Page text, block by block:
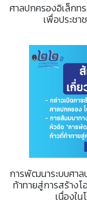
ศาลปกครองอิเล็กท
เพื่อประช
การพัฒนาระบบศา
ท้าทายสู่การสร้าง
เนื่องใ